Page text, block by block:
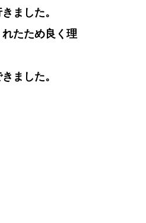
ました。
たため良く理
ました。